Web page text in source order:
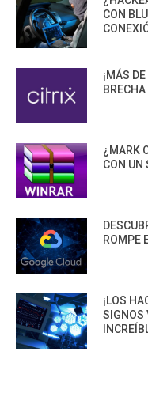
CON
¡MÁS
¿MARK
CON UN
ROMPE
¡LOS
SIGNOS